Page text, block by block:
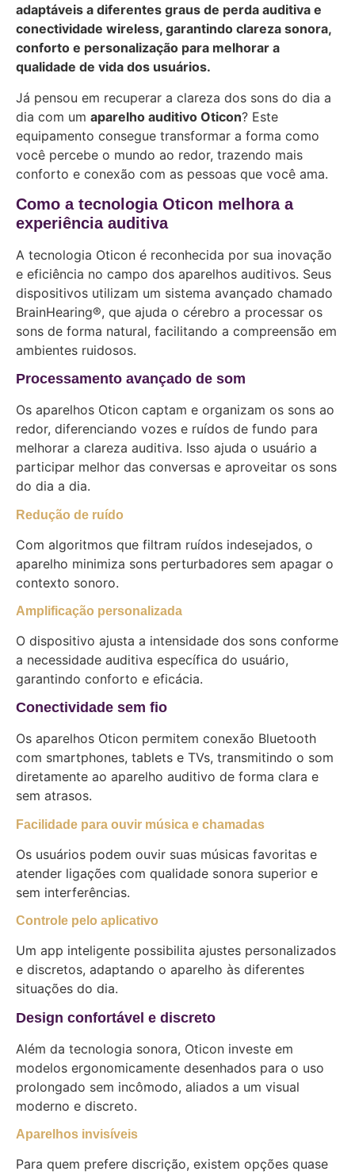
adaptáveis a diferentes graus de perda auditiva e
conectividade wireless, garantindo clareza sonora,
conforto e personalização para melhorar a
qualidade de vida dos usuários.
Já pensou em recuperar a clareza dos sons do dia a
dia com um aparelho auditivo Oticon? Este
equipamento consegue transformar a forma como
você percebe o mundo ao redor, trazendo mais
conforto e conexão com as pessoas que você ama.
Como a tecnologia Oticon melhora a
experiência auditiva
A tecnologia Oticon é reconhecida por sua inovação
e eficiência no campo dos aparelhos auditivos. Seus
dispositivos utilizam um sistema avançado chamado
BrainHearing®, que ajuda o cérebro a processar os
sons de forma natural, facilitando a compreensão em
ambientes ruidosos.
Processamento avançado de som
Os aparelhos Oticon captam e organizam os sons ao
redor, diferenciando vozes e ruídos de fundo para
melhorar a clareza auditiva. Isso ajuda o usuário a
participar melhor das conversas e aproveitar os sons
do dia a dia.
Redução de ruído
Com algoritmos que filtram ruídos indesejados, o
aparelho minimiza sons perturbadores sem apagar o
contexto sonoro.
Amplificação personalizada
O dispositivo ajusta a intensidade dos sons conforme
a necessidade auditiva específica do usuário,
garantindo conforto e eficácia.
Conectividade sem fio
Os aparelhos Oticon permitem conexão Bluetooth
com smartphones, tablets e TVs, transmitindo o som
diretamente ao aparelho auditivo de forma clara e
sem atrasos.
Facilidade para ouvir música e chamadas
Os usuários podem ouvir suas músicas favoritas e
atender ligações com qualidade sonora superior e
sem interferências.
Controle pelo aplicativo
Um app inteligente possibilita ajustes personalizados
e discretos, adaptando o aparelho às diferentes
situações do dia.
Design confortável e discreto
Além da tecnologia sonora, Oticon investe em
modelos ergonomicamente desenhados para o uso
prolongado sem incômodo, aliados a um visual
moderno e discreto.
Aparelhos invisíveis
Para quem prefere discrição, existem opções quase